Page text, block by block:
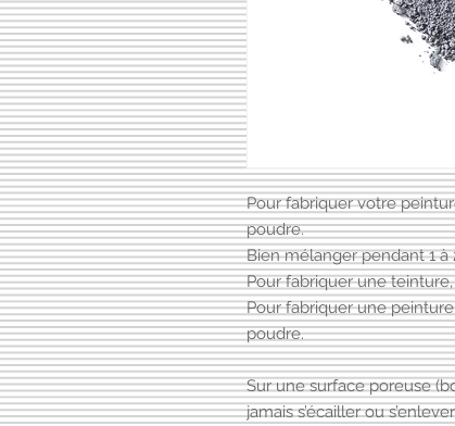
Pour fabriquer votre
poudre.
Bien mélanger pendant 1 à
Pour fabriquer une
Pour fabriquer une
poudre.
Sur une surface poreuse
jamais s’écailler ou